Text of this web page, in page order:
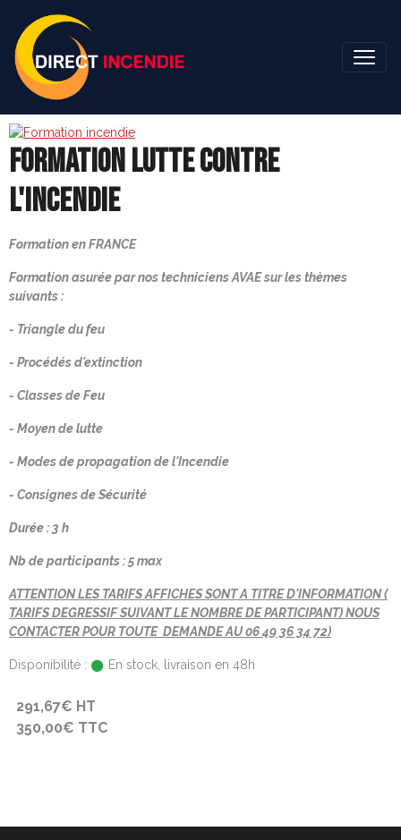
FORMATION LUTTE CONTRE
L'INCENDIE
Formation en FRANCE
Formation asurée par nos techniciens AVAE sur les thèmes
suivants :
- Triangle du feu
- Procédés d'extinction
- Classes de Feu
- Moyen de lutte
- Modes de propagation de l'Incendie
- Consignes de Sécurité
Durée : 3 h
Nb de participants : 5 max
ATTENTION LES TARIFS AFFICHES SONT A TITRE D'INFORMATION (
TARIFS DEGRESSIF SUIVANT LE NOMBRE DE PARTICIPANT) NOUS
CONTACTER POUR TOUTE DEMANDE AU 06 49 36 34 72)
Disponibilité : En stock, livraison en 48h
291,67€ HT
350,00€ TTC